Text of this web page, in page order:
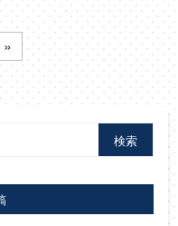
»
検索